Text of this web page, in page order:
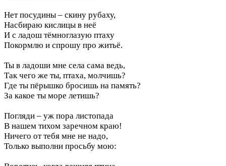
Нет посудины – скину рубаху,
Насбираю кислицы в неё
И с ладош тёмноглазую птаху
Покормлю и спрошу про житьё.
Ты в ладоши мне села сама ведь,
Так чего же ты, птаха, молчишь?
Где ты пёрышко бросишь на память?
За какое ты море летишь?
Погляди – уж пора листопада
В нашем тихом заречном краю!
Ничего от тебя мне не надо,
Только выполни просьбу мою: